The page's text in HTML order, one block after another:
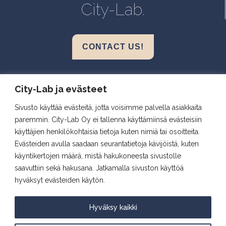
City-Lab ja evästeet
Sivusto käyttää evästeitä, jotta voisimme palvella asiakkaita
paremmin. City-Lab Oy ei tallenna käyttämiinsä evästeisiin
käyttäjien henkilökohtaisia tietoja kuten nimiä tai osoitteita.
Evästeiden avulla saadaan seurantatietoja kävijöistä, kuten
käyntikertojen määrä, mistä hakukoneesta sivustolle
saavuttiin sekä hakusana. Jatkamalla sivuston käyttöä
hyväksyt evästeiden käytön.
Hyväksy kaikki
City-Lab.
CONTACT US!
Snellmania, Kuopio
Aapistie, Oulu
BioCity, Turku
Follow us